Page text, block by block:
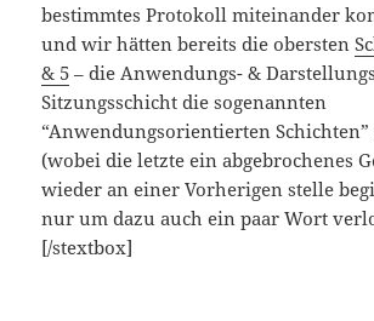
bestimmtes Protokoll miteinander
und wir hätten bereits die obersten
& 5 – die Anwendungs- &
Sitzungsschicht die sogenannten
“Anwendungsorientierten
(wobei die letzte ein abgebrochenes
wieder an einer Vorherigen stelle
nur um dazu auch ein paar Wort
[/stextbox]